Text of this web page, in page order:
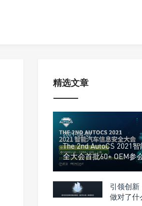
精选文章
2021-04-07
The 2nd AutoCS 2021
全大会首批60+ OEM参
引领创新
做对了什